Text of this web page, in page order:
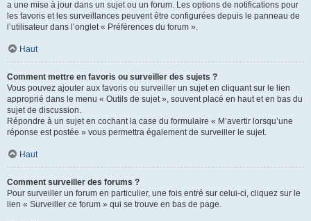
a une mise à jour dans un sujet ou un forum. Les options de notifications pour
les favoris et les surveillances peuvent être configurées depuis le panneau de
l’utilisateur dans l’onglet « Préférences du forum ».
Haut
Comment mettre en favoris ou surveiller des sujets ?
Vous pouvez ajouter aux favoris ou surveiller un sujet en cliquant sur le lien
approprié dans le menu « Outils de sujet », souvent placé en haut et en bas du
sujet de discussion.
Répondre à un sujet en cochant la case du formulaire « M’avertir lorsqu’une
réponse est postée » vous permettra également de surveiller le sujet.
Haut
Comment surveiller des forums ?
Pour surveiller un forum en particulier, une fois entré sur celui-ci, cliquez sur le
lien « Surveiller ce forum » qui se trouve en bas de page.